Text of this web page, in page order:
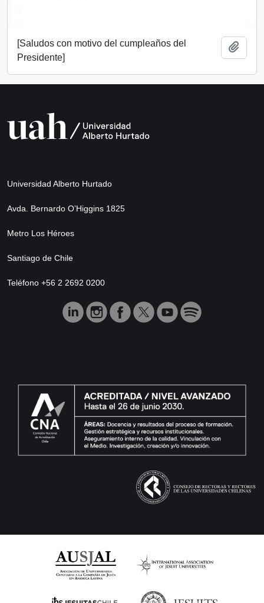
[Saludos con motivo del cumpleaños del
Presidente]
Universidad Alberto Hurtado
Avda. Bernardo O’Higgins 1825
Metro Los Héroes
Santiago de Chile
Teléfono +56 2 2692 0200